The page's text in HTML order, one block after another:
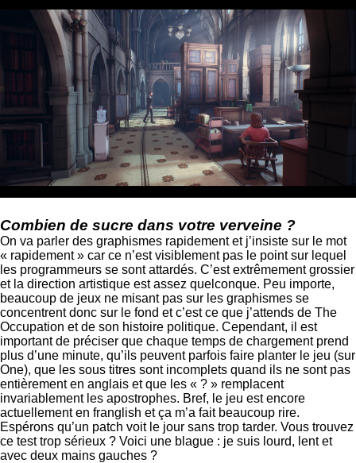
Combien de sucre dans votre verveine ?
On va parler des graphismes rapidement et j’insiste sur le mot
« rapidement » car ce n’est visiblement pas le point sur lequel
les programmeurs se sont attardés. C’est extrêmement grossier
et la direction artistique est assez quelconque. Peu importe,
beaucoup de jeux ne misant pas sur les graphismes se
concentrent donc sur le fond et c’est ce que j’attends de The
Occupation et de son histoire politique. Cependant, il est
important de préciser que chaque temps de chargement prend
plus d’une minute, qu’ils peuvent parfois faire planter le jeu (sur
One), que les sous titres sont incomplets quand ils ne sont pas
entièrement en anglais et que les « ? » remplacent
invariablement les apostrophes. Bref, le jeu est encore
actuellement en franglish et ça m’a fait beaucoup rire.
Espérons qu’un patch voit le jour sans trop tarder. Vous trouvez
ce test trop sérieux ? Voici une blague : je suis lourd, lent et
avec deux mains gauches ?